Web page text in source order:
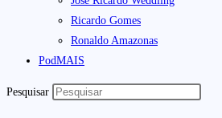
Ricardo Gomes
Ronaldo Amazonas
PodMAIS
Pesquisar